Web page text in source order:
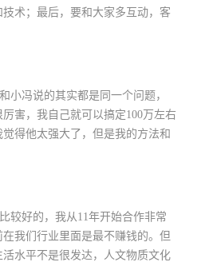
术；最后，要和大家多互动，客
冯说的其实都是同一个问题，
害，我自己就可以搞定100万左右
得他太强大了，但是我的方法和
好的，我从11年开始合作非常
我们行业里面是最不赚钱的。但
水平不是很发达，人文物质文化